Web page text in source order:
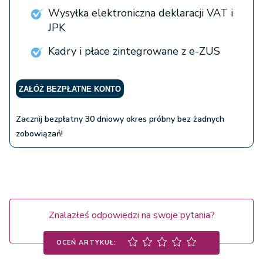
Wysyłka elektroniczna deklaracji VAT i
JPK
Kadry i płace zintegrowane z e-ZUS
ZAŁÓŻ BEZPŁATNE KONTO
Zacznij bezpłatny 30 dniowy okres próbny bez żadnych
zobowiązań!
Znalazłeś odpowiedzi na swoje pytania?
OCEŃ ARTYKUŁ: